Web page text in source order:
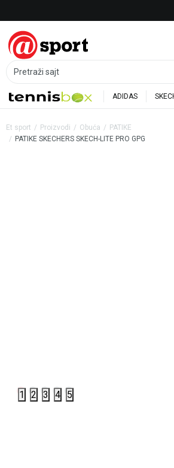
Pretraži sajt
ADIDAS
Et sport Proizvodi Obuća
PATIKE
PATIKE SKECHERS SKECH-LITE PRO GPG
1 2 3 4 5